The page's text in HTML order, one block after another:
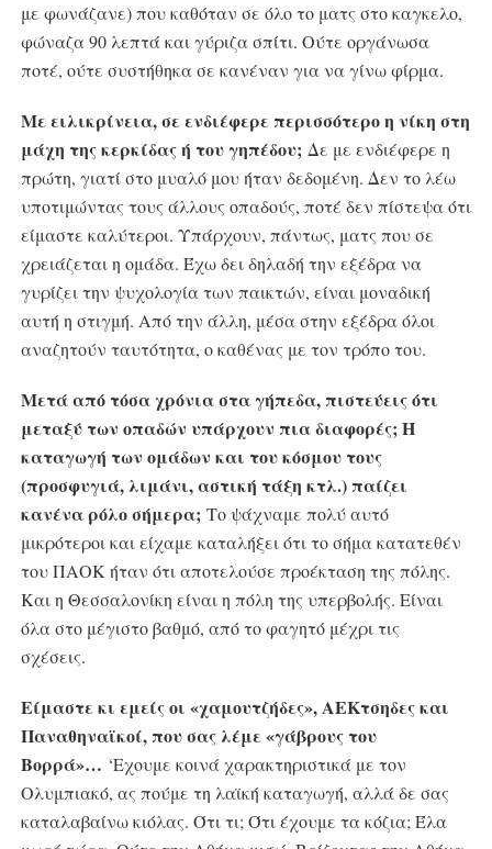
με φωνάζανε) που καθόταν σε όλο το ματς στο καγκελο,
φώναζα 90 λεπτά και γύριζα σπίτι. Ούτε οργάνωσα
ποτέ, ούτε συστήθηκα σε κανέναν για να γίνω φίρμα.
Με ειλικρίνεια, σε ενδιέφερε περισσότερο η νίκη στη
μάχη της κερκίδας ή του γηπέδου; Δε με ενδιέφερε η
πρώτη, γιατί στο μυαλό μου ήταν δεδομένη. Δεν το λέω
υποτιμώντας τους άλλους οπαδούς, ποτέ δεν πίστεψα ότι
είμαστε καλύτεροι. Υπάρχουν, πάντως, ματς που σε
χρειάζεται η ομάδα. Έχω δει δηλαδή την εξέδρα να
γυρίζει την ψυχολογία των παικτών, είναι μοναδική
αυτή η στιγμή. Από την άλλη, μέσα στην εξέδρα όλοι
αναζητούν ταυτότητα, ο καθένας με τον τρόπο του.
Μετά από τόσα χρόνια στα γήπεδα, πιστεύεις ότι
μεταξύ των οπαδών υπάρχουν πια διαφορές; Η
καταγωγή των ομάδων και του κόσμου τους
(προσφυγιά, λιμάνι, αστική τάξη κτλ.) παίζει
κανένα ρόλο σήμερα;Το ψάχναμε πολύ αυτό
μικρότεροι και είχαμε καταλήξει ότι το σήμα κατατεθέν
του ΠΑΟΚ ήταν ότι αποτελούσε προέκταση της πόλης.
Και η Θεσσαλονίκη είναι η πόλη της υπερβολής. Είναι
όλα στο μέγιστο βαθμό, από το φαγητό μέχρι τις
σχέσεις.
Είμαστε κι εμείς οι «χαμουτζήδες», ΑΕΚτσηδες και
Παναθηναϊκοί, που σας λέμε «γάβρους του
Βορρά»… ‘Εχουμε κοινά χαρακτηριστικά με τον
Ολυμπιακό, ας πούμε τη λαϊκή καταγωγή, αλλά δε σας
καταλαβαίνω κιόλας. Ότι τι; Ότι έχουμε τα κόζια; Έλα